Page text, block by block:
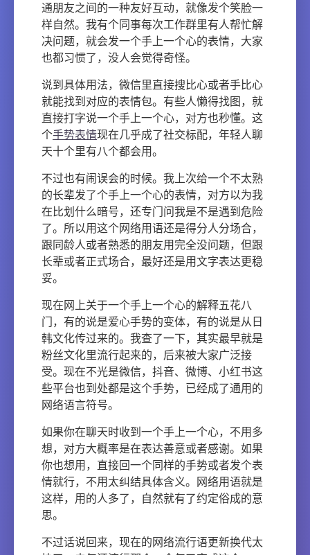
通朋友之间的一种友好互动，就像发个笑脸一
样自然。我有个同事每次工作群里有人帮忙解
决问题，就会发一个手上一个心的表情，大家
也都习惯了，没人会觉得奇怪。
说到具体用法，微信里直接搜比心或者手比心
就能找到对应的表情包。有些人懒得找图，就
直接打字说一个手上一个心，对方也秒懂。这
个手势表情现在几乎成了社交标配，年轻人聊
天十个里有八个都会用。
不过也有闹误会的时候。我上次给一个不太熟
的长辈发了个手上一个心的表情，对方以为我
在比划什么暗号，还专门问我是不是遇到危险
了。所以用这个网络用语还是得分人分场合，
跟同龄人或者熟悉的朋友用完全没问题，但跟
长辈或者正式场合，最好还是用文字表达更稳
妥。
现在网上关于一个手上一个心的解释五花八
门，有的说是爱心手势的变体，有的说是从日
韩文化传过来的。我查了一下，其实最早就是
粉丝文化里流行起来的，后来被大家广泛接
受。现在不光是微信，抖音、微博、小红书这
些平台也到处都是这个手势，已经成了通用的
网络语言符号。
如果你在聊天时收到一个手上一个心，不用多
想，对方大概率是在表达善意或者感谢。如果
你也想用，直接回一个同样的手势或者发个表
情就行，不用太纠结具体含义。网络用语就是
这样，用的人多了，自然就有了约定俗成的意
思。
不过话说回来，现在的网络流行语更新换代太